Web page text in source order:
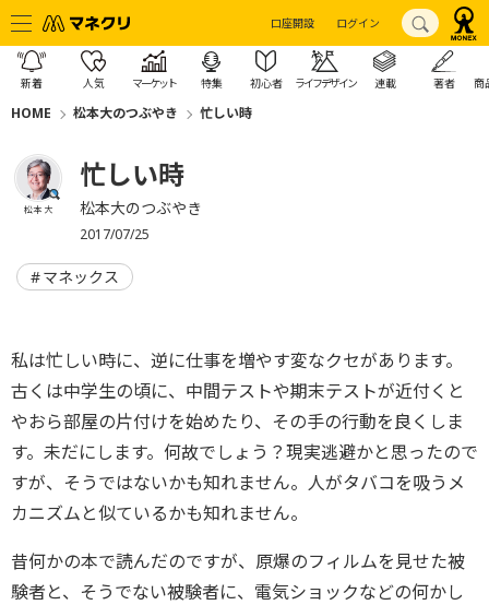
口座開設 ログイン
新着 人気 マーケット 特集 初心者 ライフデザイン 連載 著者 商
HOME 松本大のつぶやき 忙しい時
松本 大
忙しい時
松本大のつぶやき
2017/07/25
マネックス
私は忙しい時に、逆に仕事を増やす変なクセがあります。
古くは中学生の頃に、中間テストや期末テストが近付くと
やおら部屋の片付けを始めたり、その手の行動を良くしま
す。未だにします。何故でしょう？現実逃避かと思ったので
すが、そうではないかも知れません。人がタバコを吸うメ
カニズムと似ているかも知れません。
昔何かの本で読んだのですが、原爆のフィルムを見せた被
験者と、そうでない被験者に、電気ショックなどの何かし